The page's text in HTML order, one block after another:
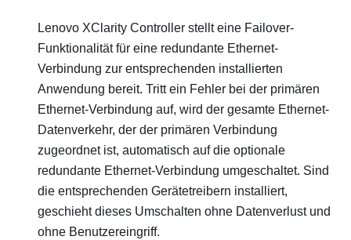
Lenovo XClarity Controller stellt eine Failover-
Funktionalität für eine redundante Ethernet-
Verbindung zur entsprechenden installierten
Anwendung bereit. Tritt ein Fehler bei der primären
Ethernet-Verbindung auf, wird der gesamte Ethernet-
Datenverkehr, der der primären Verbindung
zugeordnet ist, automatisch auf die optionale
redundante Ethernet-Verbindung umgeschaltet. Sind
die entsprechenden Gerätetreibern installiert,
geschieht dieses Umschalten ohne Datenverlust und
ohne Benutzereingriff.